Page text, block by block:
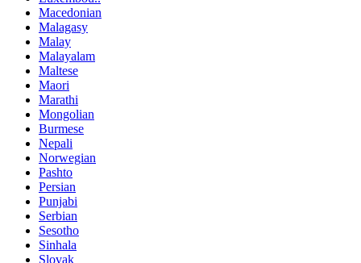
Macedonian
Malagasy
Malay
Malayalam
Maltese
Maori
Marathi
Mongolian
Burmese
Nepali
Norwegian
Pashto
Persian
Punjabi
Serbian
Sesotho
Sinhala
Slovak